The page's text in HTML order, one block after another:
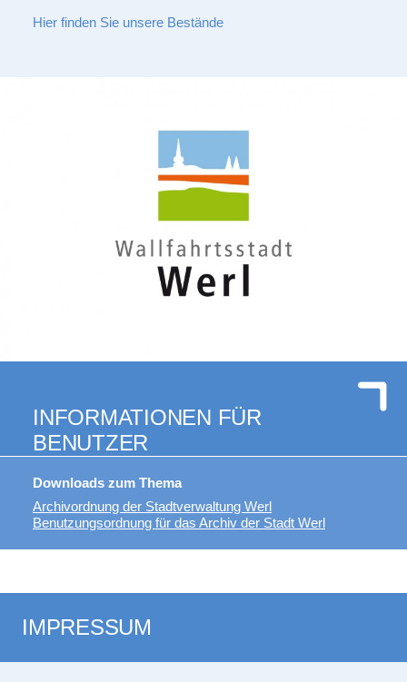
Hier finden Sie unsere Bestände
INFORMATIONEN FÜR
BENUTZER
Downloads zum Thema
Archivordnung der Stadtverwaltung Werl
Benutzungsordnung für das Archiv der Stadt Werl
IMPRESSUM